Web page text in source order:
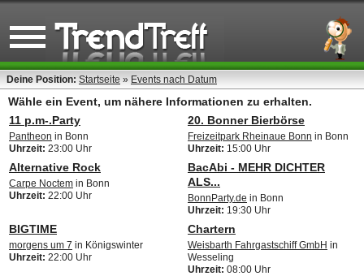
Deine Position: Startseite » Events nach Datum
Wähle ein Event, um nähere Informationen zu erhalten.
11 p.m-.Party
Pantheon in Bonn
Uhrzeit: 23:00 Uhr
20. Bonner Bierbörse
Freizeitpark Rheinaue Bonn in Bonn
Uhrzeit: 15:00 Uhr
Alternative Rock
Carpe Noctem in Bonn
Uhrzeit: 22:00 Uhr
BacAbi - MEHR DICHTER
ALS...
BonnParty.de in Bonn
Uhrzeit: 19:30 Uhr
BIGTIME
morgens um 7 in Königswinter
Uhrzeit: 22:00 Uhr
Chartern
Weisbarth Fahrgastschiff GmbH in
Wesseling
Uhrzeit: 08:00 Uhr